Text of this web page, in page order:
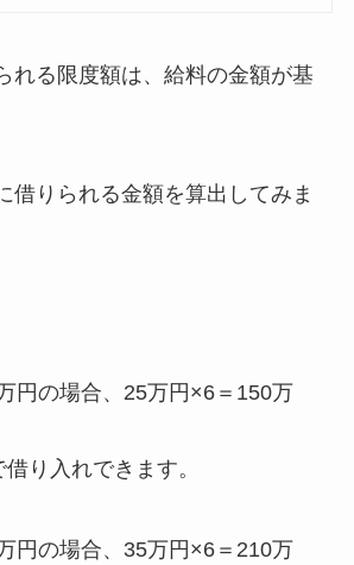
れる限度額は、給料の金額が基
借りられる金額を算出してみま
円の場合、25万円×6＝150万
り入れできます。
円の場合、35万円×6＝210万